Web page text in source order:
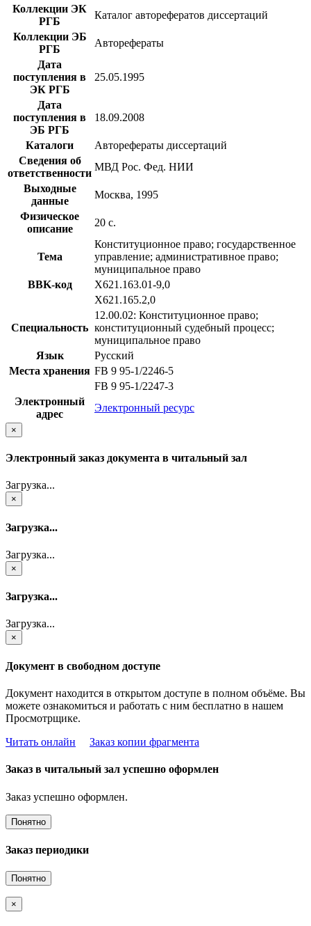
Коллекции ЭК
РГБ
Каталог авторефератов диссертаций
Коллекции ЭБ
РГБ
Авторефераты
Дата
поступления в
ЭК РГБ
25.05.1995
Дата
поступления в
ЭБ РГБ
18.09.2008
Каталоги
Авторефераты диссертаций
Сведения об
ответственности
МВД Рос. Фед. НИИ
Выходные
данные
Москва, 1995
Физическое
описание
20 с.
Тема
Конституционное право; государственное
управление; административное право;
муниципальное право
BBK-код
Х621.163.01-9,0
Х621.165.2,0
Специальность
12.00.02: Конституционное право;
конституционный судебный процесс;
муниципальное право
Язык
Русский
Места хранения FB 9 95-1/2246-5
FB 9 95-1/2247-3
Электронный
адрес
Электронный ресурс
×
Электронный заказ документа в читальный зал
Загрузка...
×
Загрузка...
Загрузка...
×
Загрузка...
Загрузка...
×
Документ в свободном доступе
Документ находится в открытом доступе в полном объёме. Вы
можете ознакомиться и работать с ним бесплатно в нашем
Просмотрщике.
Читать онлайн
Заказ копии фрагмента
Заказ в читальный зал успешно оформлен
Заказ успешно оформлен.
Понятно
Заказ периодики
Понятно
×